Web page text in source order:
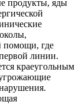
продукты, яды
помощи, где
линии.
краеугольным